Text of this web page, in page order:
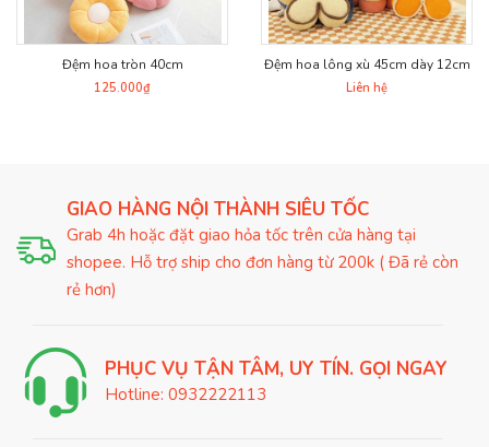
Đệm hoa tròn 40cm
125.000₫
Đệm hoa lông xù 45cm dày 12cm
Liên hệ
GIAO HÀNG NỘI THÀNH SIÊU TỐC
Grab 4h hoặc đặt giao hỏa tốc trên cửa hàng tại
shopee. Hỗ trợ ship cho đơn hàng từ 200k ( Đã rẻ còn
rẻ hơn)
PHỤC VỤ TẬN TÂM, UY TÍN. GỌI NGAY
Hotline: 0932222113